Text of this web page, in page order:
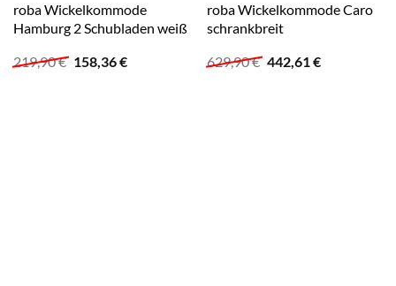
roba Wickelkommode
Hamburg 2 Schubladen weiß
219,90€ Ursprünglicher
Preis
158,36€Aktueller
roba Wickelkommode Caro
schrankbreit
629,90€ Ursprünglicher
Preis
442,61€Aktueller